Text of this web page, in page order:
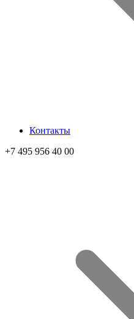
Контакты
+7 495 956 40 00